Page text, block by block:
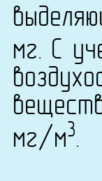
мг. С
мг/м3.